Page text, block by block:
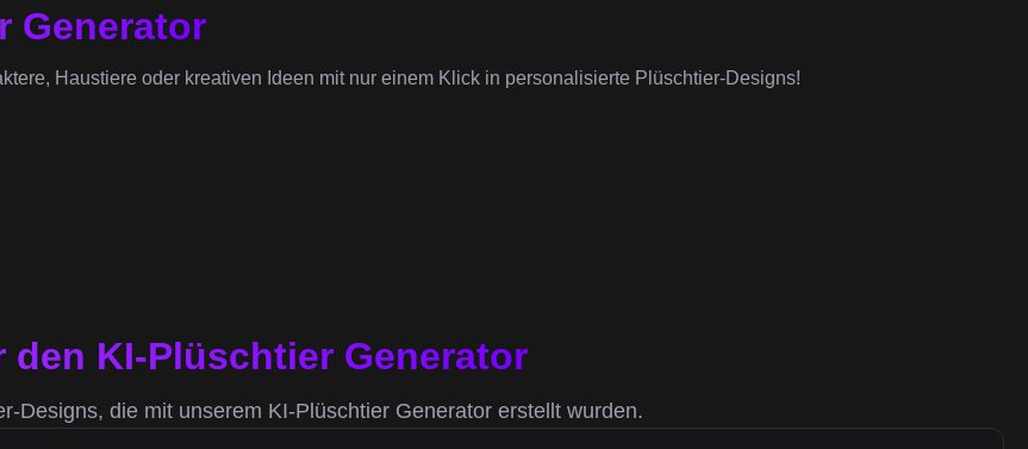
Generator
Haustiere oder kreativen Ideen mit nur einem Klick in personalisierte Plüschtier-Designs!
den KI-Plüschtier Generator
Designs, die mit unserem KI-Plüschtier Generator erstellt wurden.